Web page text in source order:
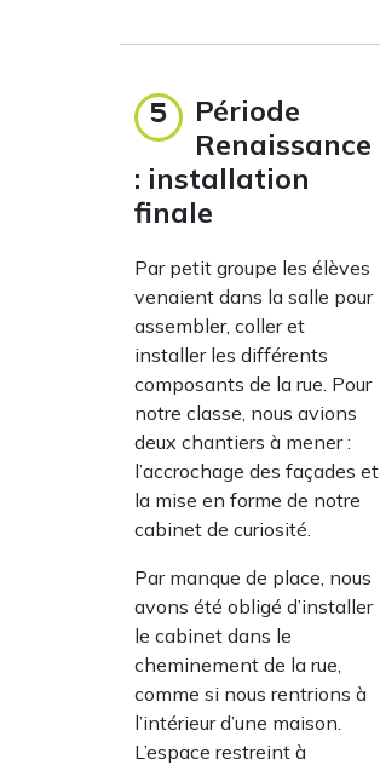
5
Période
Renaissance
: installation
finale
Par petit groupe les élèves
venaient dans la salle pour
assembler, coller et
installer les différents
composants de la rue. Pour
notre classe, nous avions
deux chantiers à mener :
l’accrochage des façades et
la mise en forme de notre
cabinet de curiosité.
Par manque de place, nous
avons été obligé d’installer
le cabinet dans le
cheminement de la rue,
comme si nous rentrions à
l’intérieur d’une maison.
L’espace restreint à